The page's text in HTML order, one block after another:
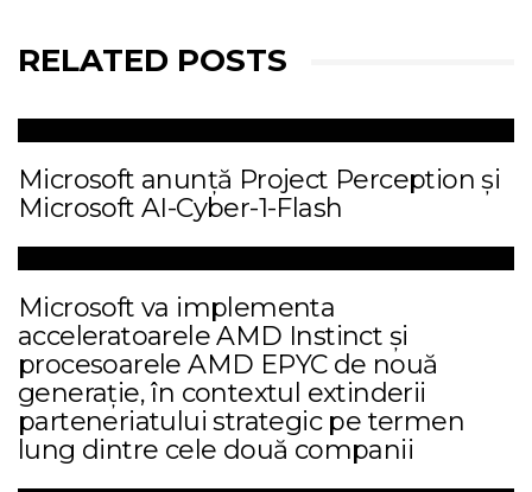
RELATED POSTS
Microsoft anunță Project Perception și
Microsoft AI-Cyber-1-Flash
Microsoft va implementa
acceleratoarele AMD Instinct și
procesoarele AMD EPYC de nouă
generație, în contextul extinderii
parteneriatului strategic pe termen
lung dintre cele două companii